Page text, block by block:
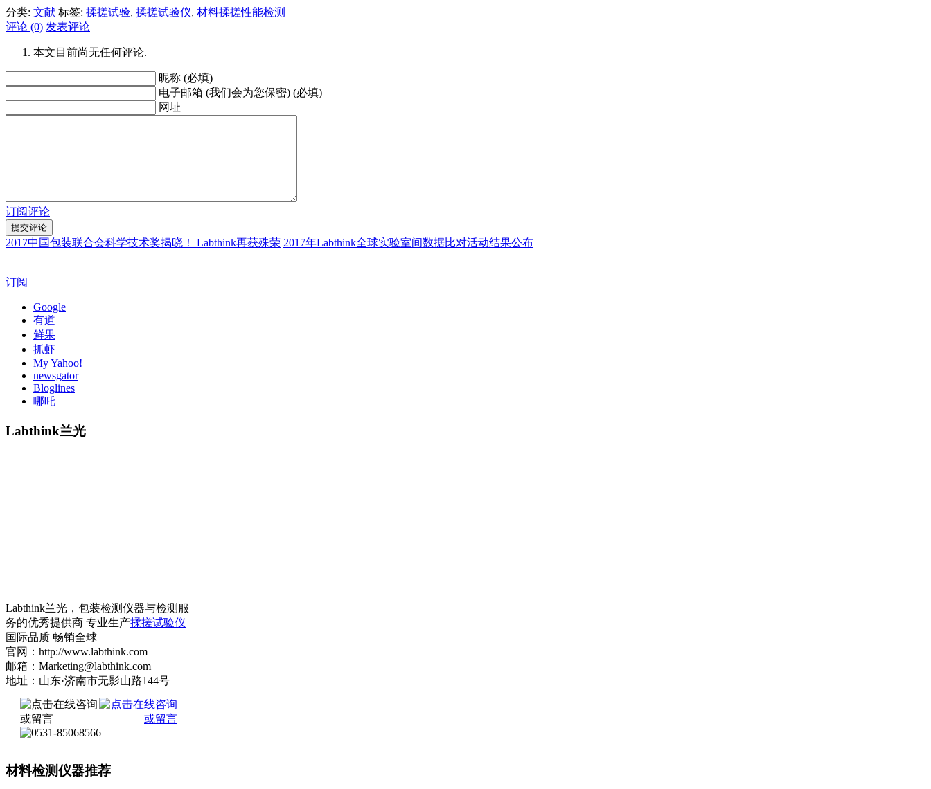
分类: 文献 标签: 揉搓试验, 揉搓试验仪, 材料揉搓性能检测
评论 (0) 发表评论
本文目前尚无任何评论.
昵称 (必填)
电子邮箱 (我们会为您保密) (必填)
网址
订阅评论
2017中国包装联合会科学技术奖揭晓！ Labthink再获殊荣 2017年Labthink全球实验室间数据比对活动结果公布
订阅
Google
有道
鲜果
抓虾
My Yahoo!
newsgator
Bloglines
哪吒
Labthink兰光
Labthink兰光，包装检测仪器与检测服
务的优秀提供商 专业生产揉搓试验仪
国际品质 畅销全球
官网：http://www.labthink.com
邮箱：Marketing@labthink.com
地址：山东·济南市无影山路144号
材料检测仪器推荐